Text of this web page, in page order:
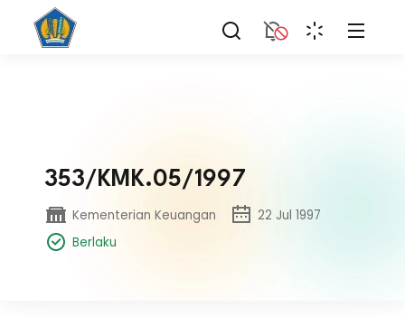
353/KMK.05/1997
Kementerian Keuangan
22 Jul 1997
Berlaku